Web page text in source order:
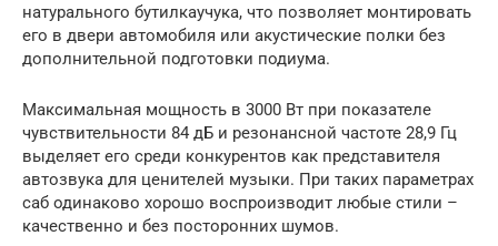
натурального бутилкаучука, что позволяет монтировать
его в двери автомобиля или акустические полки без
дополнительной подготовки подиума.
Максимальная мощность в 3000 Вт при показателе
чувствительности 84 дБ и резонансной частоте 28,9 Гц
выделяет его среди конкурентов как представителя
автозвука для ценителей музыки. При таких параметрах
саб одинаково хорошо воспроизводит любые стили –
качественно и без посторонних шумов.